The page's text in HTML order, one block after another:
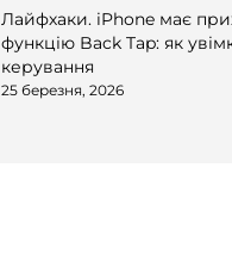
Лайфхаки. iPhone має
функцію Back Tap: як
керування
25 березня, 2026